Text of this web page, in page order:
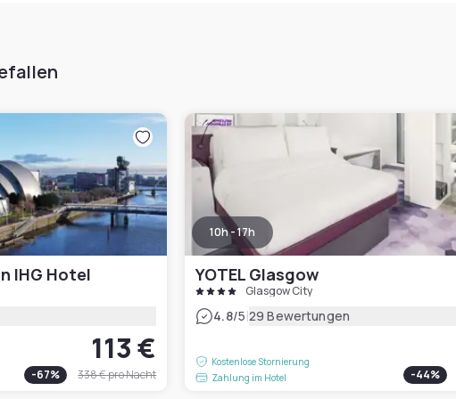
IHG Hotel
113 €
-67% 338 €pro Nacht
10h - 17h
YOTEL Glasgow
Glasgow City
4.8/5|29 Bewertungen
Kostenlose Stornierung
Zahlung im Hotel
-44%